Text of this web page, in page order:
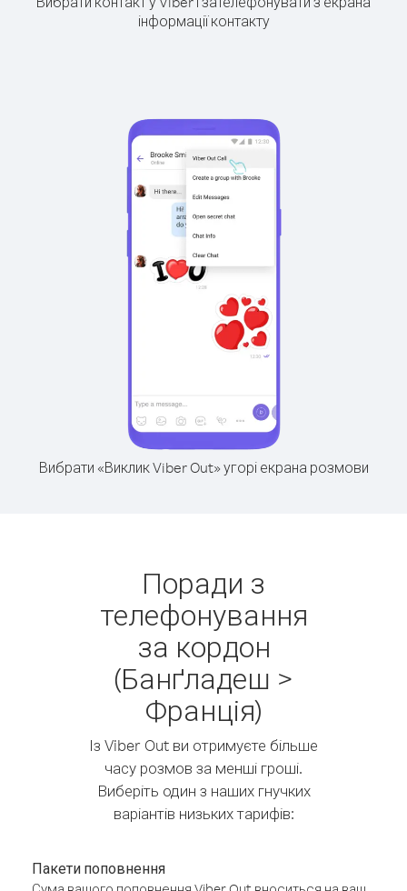
інформації контакту
Вибрати «Виклик Viber Out» угорі екрана розмови
Поради з
телефонування
за кордон
(Банґладеш >
Франція)
Із Viber Out ви отримуєте більше
часу розмов за менші гроші.
Виберіть один з наших гнучких
варіантів низьких тарифів:
Пакети поповнення